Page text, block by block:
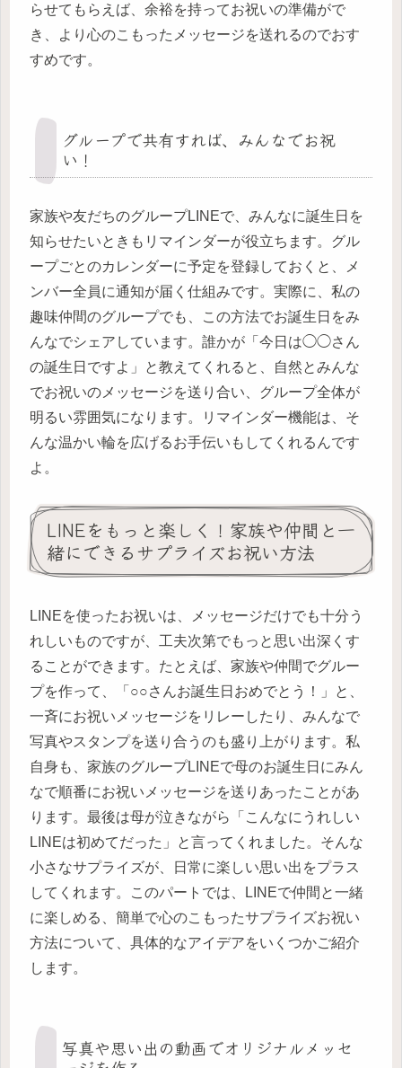
らせてもらえば、余裕を持ってお祝いの準備がで
き、より心のこもったメッセージを送れるのでおす
すめです。
グループで共有すれば、みんなでお祝
い！
家族や友だちのグループLINEで、みんなに誕生日を
知らせたいときもリマインダーが役立ちます。グル
ープごとのカレンダーに予定を登録しておくと、メ
ンバー全員に通知が届く仕組みです。実際に、私の
趣味仲間のグループでも、この方法でお誕生日をみ
んなでシェアしています。誰かが「今日は◯◯さん
の誕生日ですよ」と教えてくれると、自然とみんな
でお祝いのメッセージを送り合い、グループ全体が
明るい雰囲気になります。リマインダー機能は、そ
んな温かい輪を広げるお手伝いもしてくれるんです
よ。
LINEをもっと楽しく！家族や仲間と一
緒にできるサプライズお祝い方法
LINEを使ったお祝いは、メッセージだけでも十分う
れしいものですが、工夫次第でもっと思い出深くす
ることができます。たとえば、家族や仲間でグルー
プを作って、「○○さんお誕生日おめでとう！」と、
一斉にお祝いメッセージをリレーしたり、みんなで
写真やスタンプを送り合うのも盛り上がります。私
自身も、家族のグループLINEで母のお誕生日にみん
なで順番にお祝いメッセージを送りあったことがあ
ります。最後は母が泣きながら「こんなにうれしい
LINEは初めてだった」と言ってくれました。そんな
小さなサプライズが、日常に楽しい思い出をプラス
してくれます。このパートでは、LINEで仲間と一緒
に楽しめる、簡単で心のこもったサプライズお祝い
方法について、具体的なアイデアをいくつかご紹介
します。
写真や思い出の動画でオリジナルメッセ